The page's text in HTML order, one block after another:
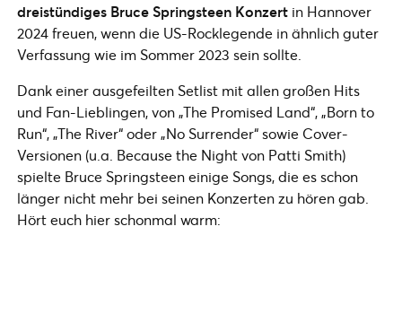
dreistündiges Bruce Springsteen Konzert in Hannover
2024 freuen, wenn die US-Rocklegende in ähnlich guter
Verfassung wie im Sommer 2023 sein sollte.
Dank einer ausgefeilten Setlist mit allen großen Hits
und Fan-Lieblingen, von „The Promised Land“, „Born to
Run“, „The River“ oder „No Surrender“ sowie Cover-
Versionen (u.a. Because the Night von Patti Smith)
spielte Bruce Springsteen einige Songs, die es schon
länger nicht mehr bei seinen Konzerten zu hören gab.
Hört euch hier schonmal warm: